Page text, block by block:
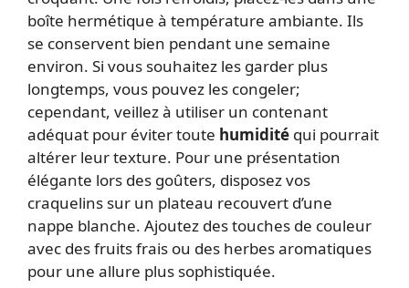
boîte hermétique à température ambiante. Ils
se conservent bien pendant une semaine
environ. Si vous souhaitez les garder plus
longtemps, vous pouvez les congeler;
cependant, veillez à utiliser un contenant
adéquat pour éviter toute humidité qui pourrait
altérer leur texture. Pour une présentation
élégante lors des goûters, disposez vos
craquelins sur un plateau recouvert d’une
nappe blanche. Ajoutez des touches de couleur
avec des fruits frais ou des herbes aromatiques
pour une allure plus sophistiquée.